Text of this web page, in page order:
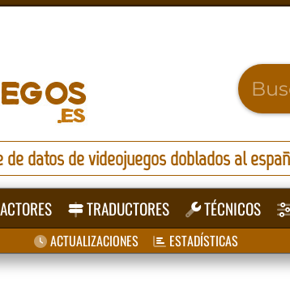
de datos de videojuegos doblados al
ACTORES TRADUCTORES TÉCNICOS
ACTUALIZACIONES ESTADÍSTICAS